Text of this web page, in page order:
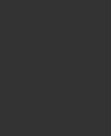
CONTOUR